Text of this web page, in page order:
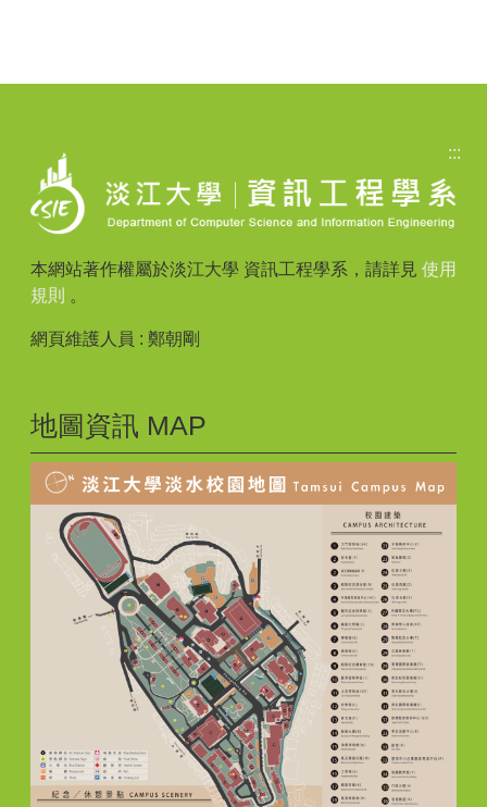
:::
本網站著作權屬於淡江大學 資訊工程學系，請詳見 使用
規則 。
網頁維護人員 : 鄭朝剛
地圖資訊 MAP